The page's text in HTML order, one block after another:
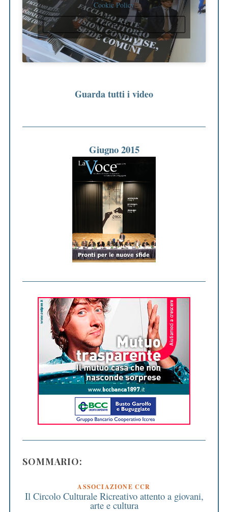
Cookie Policy
ACCETTO
Guarda tutti i video
Giugno 2015
SOMMARIO:
ASSOCIAZIONE CCR
Il Circolo Culturale Ricreativo attento a giovani,
arte e cultura